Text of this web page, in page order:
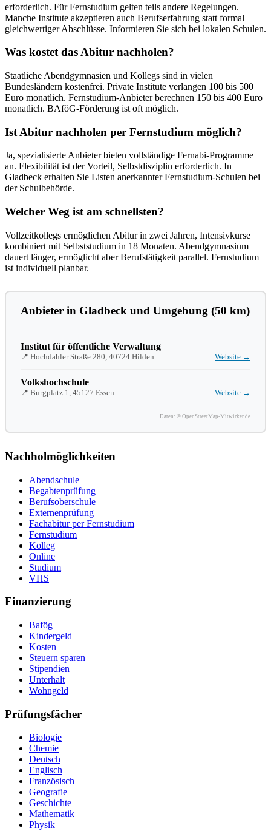
erforderlich. Für Fernstudium gelten teils andere Regelungen.
Manche Institute akzeptieren auch Berufserfahrung statt formal
gleichwertiger Abschlüsse. Informieren Sie sich bei lokalen Schulen.
Was kostet das Abitur nachholen?
Staatliche Abendgymnasien und Kollegs sind in vielen
Bundesländern kostenfrei. Private Institute verlangen 100 bis 500
Euro monatlich. Fernstudium-Anbieter berechnen 150 bis 400 Euro
monatlich. BAföG-Förderung ist oft möglich.
Ist Abitur nachholen per Fernstudium möglich?
Ja, spezialisierte Anbieter bieten vollständige Fernabi-Programme
an. Flexibilität ist der Vorteil, Selbstdisziplin erforderlich. In
Gladbeck erhalten Sie Listen anerkannter Fernstudium-Schulen bei
der Schulbehörde.
Welcher Weg ist am schnellsten?
Vollzeitkollegs ermöglichen Abitur in zwei Jahren, Intensivkurse
kombiniert mit Selbststudium in 18 Monaten. Abendgymnasium
dauert länger, ermöglicht aber Berufstätigkeit parallel. Fernstudium
ist individuell planbar.
Anbieter in Gladbeck und Umgebung (50 km)
Institut für öffentliche Verwaltung
📍 Hochdahler Straße 280, 40724 Hilden Website →
Volkshochschule
📍 Burgplatz 1, 45127 Essen Website →
Daten: © OpenStreetMap-Mitwirkende
Nachholmöglichkeiten
Abendschule
Begabtenprüfung
Berufsoberschule
Externenprüfung
Fachabitur per Fernstudium
Fernstudium
Kolleg
Online
Studium
VHS
Finanzierung
Bafög
Kindergeld
Kosten
Steuern sparen
Stipendien
Unterhalt
Wohngeld
Prüfungsfächer
Biologie
Chemie
Deutsch
Englisch
Französisch
Geografie
Geschichte
Mathematik
Physik